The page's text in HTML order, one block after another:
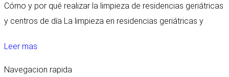
Cómo y por qué realizar la limpieza de residencias geriátricas
y centros de día La limpieza en residencias geriátricas y
Leer mas
Navegacion rapida